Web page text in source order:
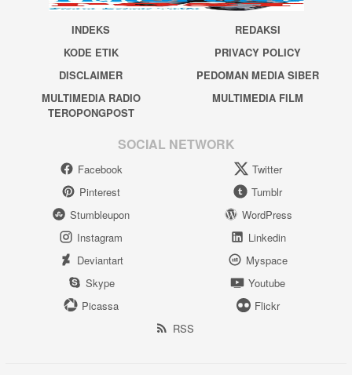
INDEKS
REDAKSI
KODE ETIK
PRIVACY POLICY
DISCLAIMER
PEDOMAN MEDIA SIBER
MULTIMEDIA RADIO
TEROPONGPOST
MULTIMEDIA FILM
SOCIAL NETWORK
Facebook
Twitter
Pinterest
Tumblr
Stumbleupon
WordPress
Instagram
Linkedin
Deviantart
Myspace
Skype
Youtube
Picassa
Flickr
RSS